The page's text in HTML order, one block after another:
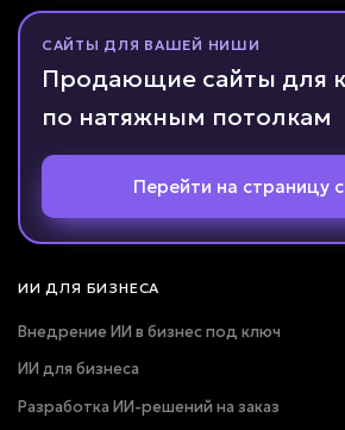
САЙТЫ ДЛЯ ВАШЕЙ НИШИ
Продающие сайты для
по натяжным потолкам
Перейти на страницу
ИИ ДЛЯ БИЗНЕСА
Внедрение ИИ в бизнес под ключ
ИИ для бизнеса
Разработка ИИ-решений на заказ